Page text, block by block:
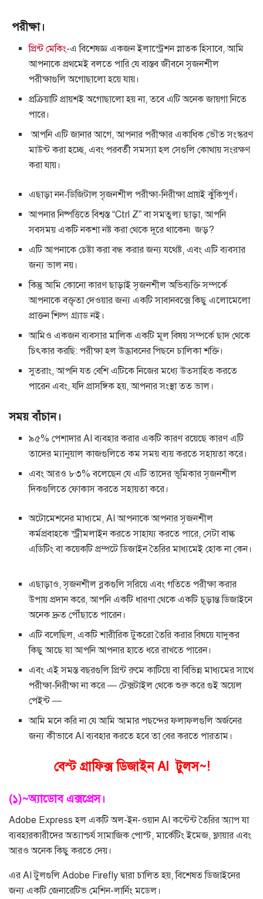
পরীক্ষা।
প্রিন্ট মেকিং-এ বিশেষজ্ঞ একজন ইলাস্ট্রেশন স্নাতক হিসাবে, আমি
আপনাকে প্রথমেই বলতে পারি যে বাস্তব জীবনে সৃজনশীল
পরীক্ষাগুলি অগোছালো হয়ে যায়।
প্রক্রিয়াটি প্রায়শই অগোছালো হয় না, তবে এটি অনেক জায়গা নিতে
পারে।
আপনি এটি জানার আগে, আপনার পরীক্ষার একাধিক ভৌত সংস্করণ
মাউন্ট করা হচ্ছে, এবং পরবর্তী সমস্যা হল সেগুলি কোথায় সংরক্ষণ
করা যায়।
এছাড়া নন-ডিজিটাল সৃজনশীল পরীক্ষা-নিরীক্ষা প্রায়ই ঝুঁকিপূর্ণ।
আপনার নিষ্পত্তিতে বিশ্বস্ত “Ctrl Z” বা সমতুল্য ছাড়া, আপনি
সবসময় একটি নকশা নষ্ট করা থেকে দূরে থাকেন৷ জড়?
এটি আপনাকে চেষ্টা করা বন্ধ করার জন্য যথেষ্ট, এবং এটি ব্যবসার
জন্য ভাল নয়।
কিন্তু আমি কোনো কারণ ছাড়াই সৃজনশীল অভিব্যক্তি সম্পর্কে
আপনাকে বক্তৃতা দেওয়ার জন্য একটি সাবানবক্সে কিছু এলোমেলো
প্রাক্তন শিল্প গ্র্যাড নই।
আমিও একজন ব্যবসার মালিক একটি মূল বিষয় সম্পর্কে ছাদ থেকে
চিৎকার করছি: পরীক্ষা হল উদ্ভাবনের পিছনে চালিকা শক্তি।
সুতরাং, আপনি যত বেশি এটিকে নিজের মধ্যে উত্সাহিত করতে
পারেন এবং, যদি প্রাসঙ্গিক হয়, আপনার সংস্থা তত ভাল।
সময় বাঁচান।
৯৫% পেশাদার AI ব্যবহার করার একটি কারণ রয়েছে কারণ এটি
তাদের ম্যানুয়াল কাজগুলিতে কম সময় ব্যয় করতে সহায়তা করে।
এবং আরও ৮৩% বলেছেন যে এটি তাদের ভূমিকার সৃজনশীল
দিকগুলিতে ফোকাস করতে সহায়তা করে।
অটোমেশনের মাধ্যমে, AI আপনাকে আপনার সৃজনশীল
কর্মপ্রবাহকে স্ট্রীমলাইন করতে সাহায্য করতে পারে, সেটা বাল্ক
এডিটিং বা কয়েকটি প্রম্পটে ডিজাইন তৈরির মাধ্যমেই হোক না কেন।
এছাড়াও, সৃজনশীল ব্লকগুলি সরিয়ে এবং গতিতে পরীক্ষা করার
উপায় প্রদান করে, আপনি একটি ধারণা থেকে একটি চূড়ান্ত ডিজাইনে
অনেক দ্রুত পৌঁছাতে পারেন।
এটি বলেছিল, একটি শারীরিক টুকরো তৈরি করার বিষয়ে যাদুকর
কিছু আছে যা আপনি আপনার হাতে ধরে রাখতে পারেন।
এবং এই সমস্ত বছরগুলি প্রিন্ট রুমে কাটিয়ে বা বিভিন্ন মাধ্যমের সাথে
পরীক্ষা-নিরীক্ষা না করে — টেক্সটাইল থেকে শুরু করে গুই অয়েল
পেইন্ট —
আমি মনে করি না যে আমি আমার পছন্দের ফলাফলগুলি অর্জনের
জন্য কীভাবে AI ব্যবহার করতে হবে তা বের করতে পারতাম।
বেস্ট গ্রাফিক্স ডিজাইন AI টুলস~!
(১)~অ্যাডোব এক্সপ্রেস।
Adobe Express হল একটি অল-ইন-ওয়ান AI কন্টেন্ট তৈরির অ্যাপ যা
ব্যবহারকারীদের অত্যাশ্চর্য সামাজিক পোস্ট, মার্কেটিং ইমেজ, ফ্লায়ার এবং
আরও অনেক কিছু করতে দেয়।
এর AI টুলগুলি Adobe Firefly দ্বারা চালিত হয়, বিশেষত ডিজাইনের
জন্য একটি জেনারেটিভ মেশিন-লার্নিং মডেল।